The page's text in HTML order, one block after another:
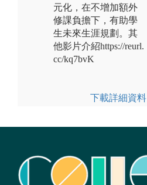
元化，在不增加額外
修課負擔下，有助學
生未來生涯規劃。其
他影片介紹https://reurl.
cc/kq7bvK
下載詳細資料